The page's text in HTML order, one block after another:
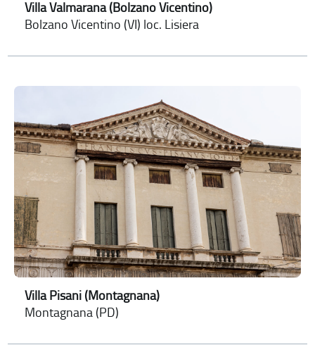
Villa Valmarana (Bolzano Vicentino)
Bolzano Vicentino (VI) loc. Lisiera
Villa Pisani (Montagnana)
Montagnana (PD)